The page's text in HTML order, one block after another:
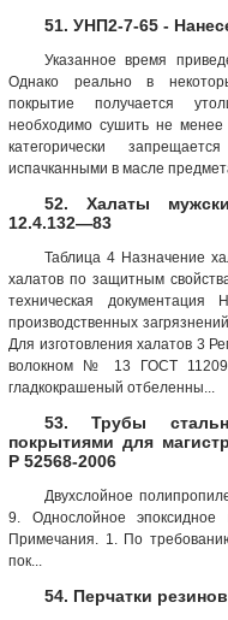
51. УНП2-7-65 -
Указанное время
Однако реально в
покрытие получается
необходимо сушить не
категорически
испачканными в масле
52. Халаты
12.4.132—83
Таблица 4 Назначение
халатов по защитным
техни­ческая
производственных
Для изготов­ления хала­тов 3
волокном № 13 ГОСТ
гладкокрашеный от­беленны...
53. Трубы
покрытиями для
Р 52568-2006
Двухслойное
9. Однослойное эпоксидное
Примечания. 1. По
пок...
54. Перчатки